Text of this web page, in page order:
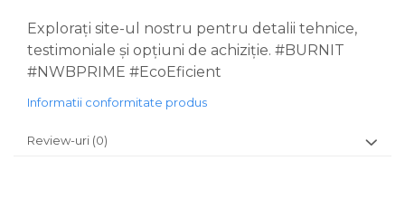
Explorați site-ul nostru pentru detalii tehnice,
testimoniale și opțiuni de achiziție. #BURNIT
#NWBPRIME #EcoEficient
Informatii conformitate produs
Review-uri (0)